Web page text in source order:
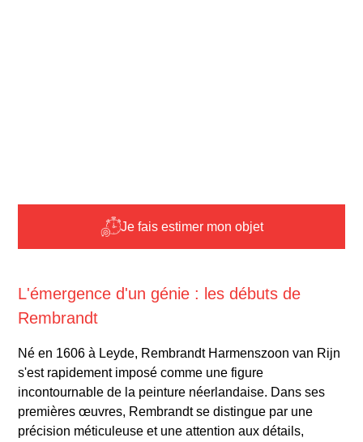
Je fais estimer mon objet
L'émergence d'un génie : les débuts de
Rembrandt
Né en 1606 à Leyde, Rembrandt Harmenszoon van Rijn
s'est rapidement imposé comme une figure
incontournable de la peinture néerlandaise. Dans ses
premières œuvres, Rembrandt se distingue par une
précision méticuleuse et une attention aux détails,